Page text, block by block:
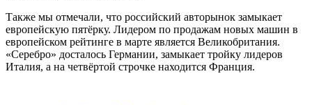
Также мы отмечали, что российский авторынок замыкает
европейскую пятёрку. Лидером по продажам новых машин в
европейском рейтинге в марте является Великобритания.
«Серебро» досталось Германии, замыкает тройку лидеров
Италия, а на четвёртой строчке находится Франция.